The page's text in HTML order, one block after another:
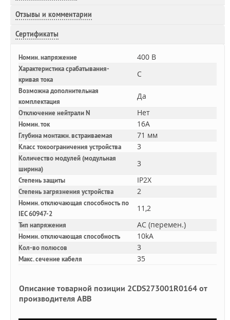
Отзывы и комментарии
Сертификаты
Номин. напряжение 400 В
Характеристика срабатывания-
кривая тока
C
Возможна дополнительная
комплектация
Да
Отключение нейтрали N Нет
Номин. ток 16A
Глубина монтажн. встраиваемая 71 мм
Класс токоограничения устройства 3
Количество модулей (модульная
ширина)
3
Степень защиты IP2X
Степень загрязнения устройства 2
Номин. отключающая способность по
IEC 60947-2
11,2
Тип напряжения AC (перемен.)
Номин. отключающая способность 10kA
Кол-во полюсов 3
Макс. сечение кабеля 35
Описание товарной позиции 2CDS273001R0164 от
производителя ABB